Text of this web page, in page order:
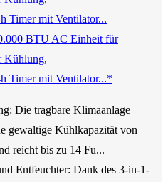
BTU AC Einheit für
Kühlung,
Timer mit Ventilator...*
Die tragbare Klimaanlage
gewaltige Kühlkapazität von
reicht bis zu 14 Fu...
Entfeuchter: Dank des 3-in-1-